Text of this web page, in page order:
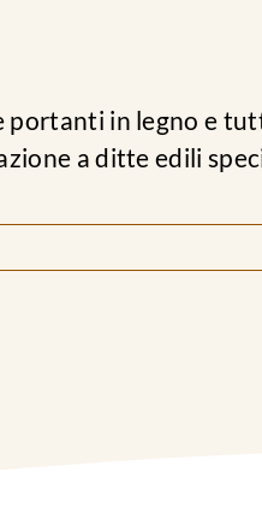
in legno e
a ditte edili